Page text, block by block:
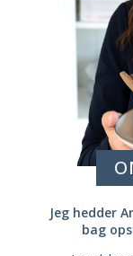
Jeg hedder
bag